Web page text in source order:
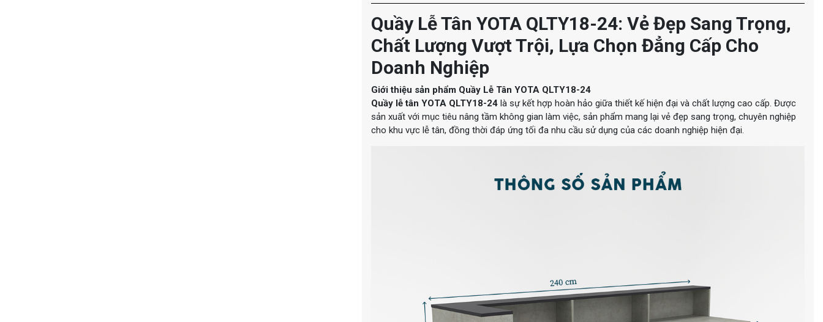
Quầy Lễ Tân YOTA QLTY18-24: Vẻ Đẹp Sang Trọng,
Chất Lượng Vượt Trội, Lựa Chọn Đẳng Cấp Cho
Doanh Nghiệp
Giới thiệu sản phẩm Quầy Lễ Tân YOTA QLTY18-24
Quầy lễ tân YOTA QLTY18-24 là sự kết hợp hoàn hảo giữa thiết kế hiện đại và chất lượng cao cấp. Được
sản xuất với mục tiêu nâng tầm không gian làm việc, sản phẩm mang lại vẻ đẹp sang trọng, chuyên nghiệp
cho khu vực lễ tân, đồng thời đáp ứng tối đa nhu cầu sử dụng của các doanh nghiệp hiện đại.